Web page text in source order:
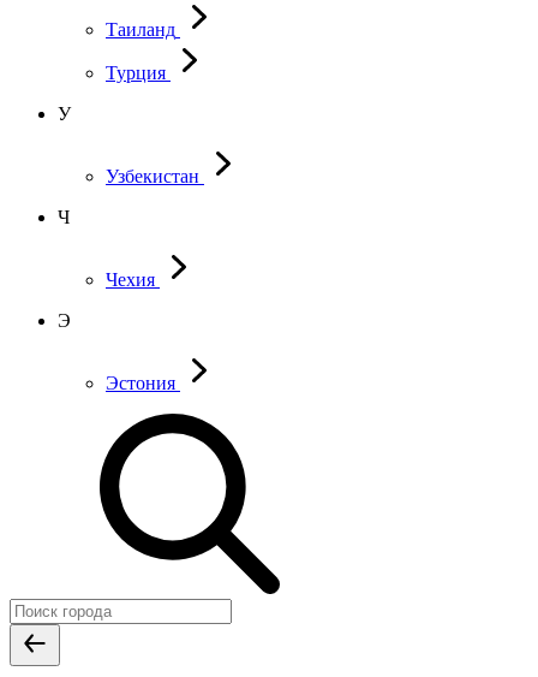
Таиланд
Турция
У
Узбекистан
Ч
Чехия
Э
Эстония